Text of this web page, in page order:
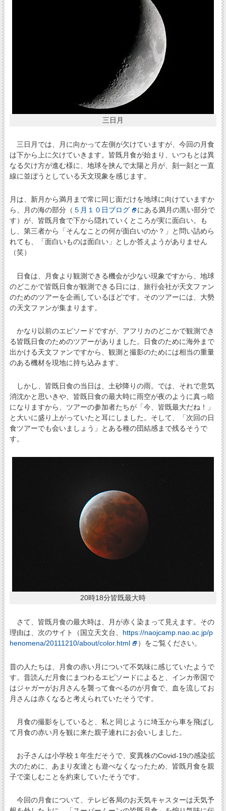
三日月
三日月では、月に向かって左側が欠けていますが、今回の月食
は下から上に欠けていきます。皆既月食が始まり、いつもとは異
なる欠け方が進む様に、地球を挟んで太陽と月が、刻一刻と一直
線に並ぼうとしている天文現象を感じます。
月は、新月から満月まで常に同じ面だけを地球に向けていますか
ら、月の海の部分（ ５月１０日ブログ
にある満月の黒い部分で
す）が、皆既月食で下から隠れていくところが実に面白い。も
し、第三者から「そんなことの何が面白いのか？」と問い詰めら
れても、「面白いものは面白い」としか答えようがありません
（笑）
日食は、月食より観測できる機会が少ない現象ですから、地球
のどこかで皆既日食が観測できる日には、旅行会社が天文ファン
のためのツアーを企画しているほどです。そのツアーには、大勢
の天文ファンが集まります。
かなり以前のエピソードですが、アフリカのどこかで観測でき
る皆既日食のためのツアーがありました。日食のために海外まで
出かける天文ファンですから、観測と撮影のためには相当の重量
のある機材を現地に持ち込みます。
しかし、皆既日食の当日は、土砂降りの雨。では、それで意気
消沈かと思いきや、皆既日食の最大時に雨空が夜のように真っ暗
になりますから、ツアーの参加者たちが「今、皆既最大だね！」
と大いに盛り上がっていたと耳にしました。そして、「次回の日
食ツアーでも会いましょう」とある種の団結感まで残るそうで
す。
20時18分皆既最大時
さて、皆既月食の最大時は、月が赤く染まって見えます。その
理由は、次のサイト（国立天文台、 https://naojcamp.nao.ac.jp/p
henomena/20111210/about/color.html
）をご覧ください。
昔の人たちは、月食の赤い月について不気味に感じていたようで
す。昔読んだ月食にまつわるエピソードによると、インカ帝国で
はジャガーがお月さんを襲って食べるのが月食で、血を流してお
月さんは赤くなると考えられていたそうです。
月食の撮影をしていると、私と同じように埼玉から車を飛ばし
て月食の赤い月を観に来た親子連れにお会いしました。
お子さんは小学校１年生だそうで、変異株のCovid-19の感染拡
大のために、あまり友達とも遊べなくなったため、皆既月食を親
子で楽しむことを約束していたそうです。
今回の月食について、テレビ各局のお天気キャスターは天気予